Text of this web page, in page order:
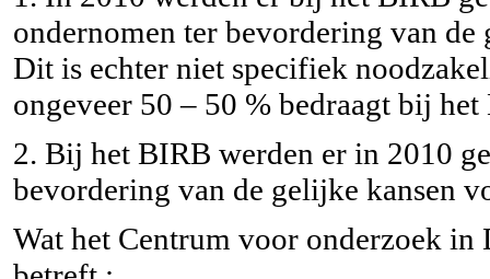
ondernomen ter bevordering van
Dit is echter niet specifiek
ongeveer 50 – 50 % bedraagt bij
2. Bij het BIRB werden er in 2010
bevordering van de gelijke kansen
Wat het Centrum voor onderzoek